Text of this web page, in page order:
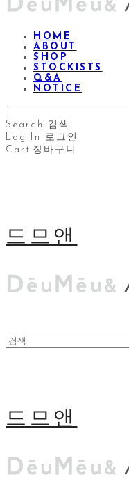
HOME
ABOUT
SHOP
STOCKISTS
Q&A
NOTICE
Search
검색
Log In
로그인
Cart 장바구니
드므앤
드므앤